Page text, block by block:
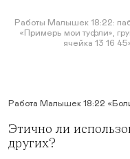
Работы Малышек 18:22:
«Примерь мои туфли»,
ячейка 13 16
Работа Малышек 18:22
Этично ли
других?